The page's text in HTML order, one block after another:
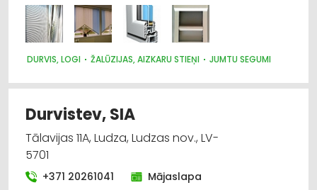
DURVIS, LOGI ŽALŪZIJAS, AIZKARU STIEŅI JUMTU SEGUMI
Durvistev, SIA
Tālavijas 11A, Ludza, Ludzas nov., LV-
5701
+371 20261041 Mājaslapa